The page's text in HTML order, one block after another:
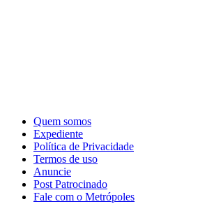
Quem somos
Expediente
Política de Privacidade
Termos de uso
Anuncie
Post Patrocinado
Fale com o Metrópoles